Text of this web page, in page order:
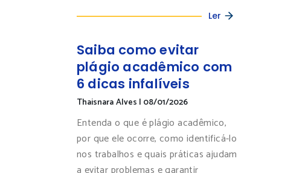
Ler
Saiba como evitar
plágio acadêmico com
6 dicas infalíveis
Thaisnara Alves | 08/01/2026
Entenda o que é plágio acadêmico,
por que ele ocorre, como identificá-lo
nos trabalhos e quais práticas ajudam